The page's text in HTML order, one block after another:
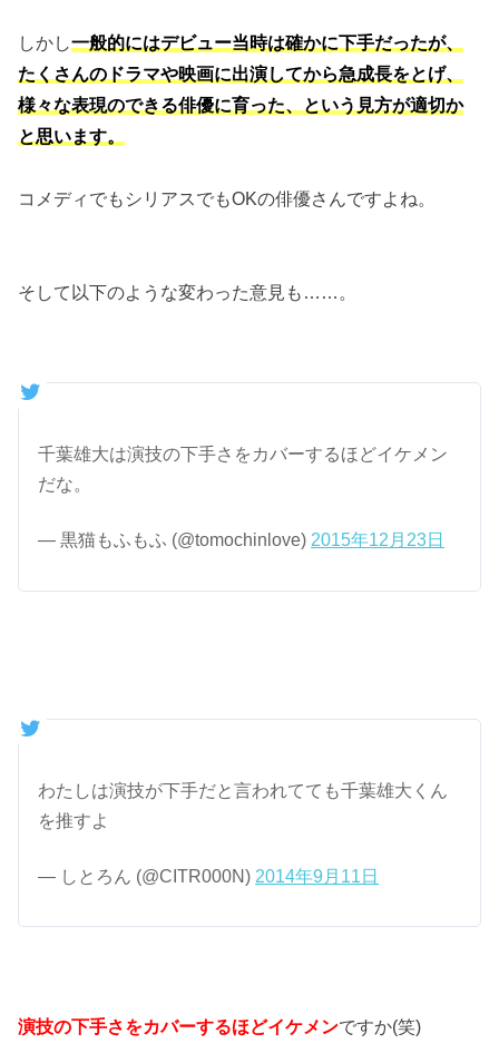
しかし一般的にはデビュー当時は確かに下手だったが、
たくさんのドラマや映画に出演してから急成長をとげ、
様々な表現のできる俳優に育った、という見方が適切か
と思います。
コメディでもシリアスでもOKの俳優さんですよね。
そして以下のような変わった意見も……。
千葉雄大は演技の下手さをカバーするほどイケメン
だな。
— 黒猫もふもふ (@tomochinlove) 2015年12月23日
わたしは演技が下手だと言われてても千葉雄大くん
を推すよ
— しとろん (@CITR000N) 2014年9月11日
演技の下手さをカバーするほどイケメンですか(笑)